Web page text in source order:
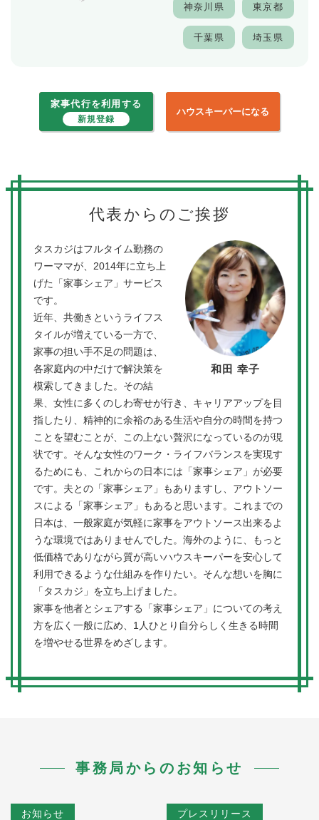
東京都
神奈川県
埼玉県
千葉県
家事代行を利用する
新規登録
ハウスキーパーになる
代表からのご挨拶
和田 幸子
タスカジはフルタイム勤務の
ワーママが、2014年に立ち上
げた「家事シェア」サービス
です。
近年、共働きというライフス
タイルが増えている一方で、
家事の担い手不足の問題は、
各家庭内の中だけで解決策を
模索してきました。その結
果、女性に多くのしわ寄せが行き、キャリアアップを目
指したり、精神的に余裕のある生活や自分の時間を持つ
ことを望むことが、この上ない贅沢になっているのが現
状です。そんな女性のワーク・ライフバランスを実現す
るためにも、これからの日本には「家事シェア」が必要
です。夫との「家事シェア」もありますし、アウトソー
スによる「家事シェア」もあると思います。これまでの
日本は、一般家庭が気軽に家事をアウトソース出来るよ
うな環境ではありませんでした。海外のように、もっと
低価格でありながら質が高いハウスキーパーを安心して
利用できるような仕組みを作りたい。そんな想いを胸に
「タスカジ」を立ち上げました。
家事を他者とシェアする「家事シェア」についての考え
方を広く一般に広め、1人ひとり自分らしく生きる時間
を増やせる世界をめざします。
事務局からのお知らせ
お知らせ プレスリリース